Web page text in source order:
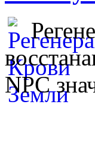
NPC